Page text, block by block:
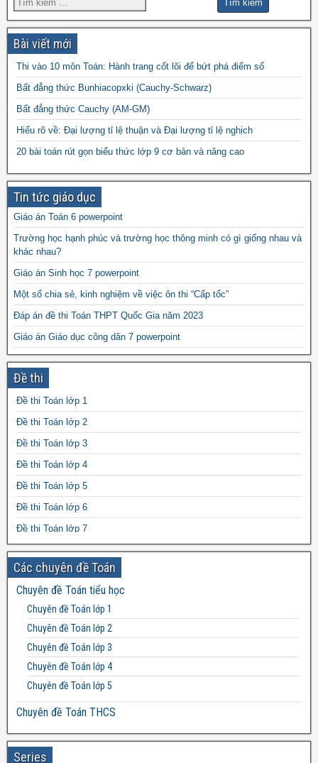
đề thi hk1 toán 8 đề thi hk1 toán 9 đề thi hk2 toán
9 đề thi hsg toán 6
đề thi
hsg toán 8đề thi hsg toán 9 đề thi olympic
toán đề thi thử vào 10 đề thi toán chuyên
vào 10 môn toán năm 2022đề thi vào
10 môn toán năm 2023 đề thi vào 10 môn toán
năm 2024
Bài viết mới
Thi vào 10 môn Toán: Hành trang cốt lõi để bứt phá điểm số
Bất đẳng thức Bunhiacopxki (Cauchy-Schwarz)
Bất đẳng thức Cauchy (AM-GM)
Hiểu rõ về: Đại lượng tỉ lệ thuận và Đại lượng tỉ lệ nghịch
20 bài toán rút gọn biểu thức lớp 9 cơ bản và nâng cao
Tin tức giáo dục
Giáo án Toán 6 powerpoint
Trường học hạnh phúc và trường học thông minh có gì giống nhau và
khác nhau?
Giáo án Sinh học 7 powerpoint
Một số chia sẻ, kinh nghiệm về việc ôn thi “Cấp tốc”
Đáp án đề thi Toán THPT Quốc Gia năm 2023
Giáo án Giáo dục công dân 7 powerpoint
Bài ôn tập học kì 1 môn tiếng Anh lớp 9
Đột biến cấu trúc NST là gì? Có những dạng nào?
Cách xóa ngày khỏi URL bài viết blogspot
Những lợi ích khi cha mẹ đọc sách cho con
Đề thi
Đề thi Toán lớp 1
Đề thi Toán lớp 2
Đề thi Toán lớp 3
Đề thi Toán lớp 4
Đề thi Toán lớp 5
Đề thi Toán lớp 6
Đề thi Toán lớp 7
Đề thi Toán lớp 8
Đề thi Toán lớp 9
Đề thi Toán lớp 10
Đề thi Toán lớp 11
Đề thi Toán lớp 12
Các chuyên đề Toán
Chuyên đề Toán tiểu học
Chuyên đề Toán lớp 1
Chuyên đề Toán lớp 2
Chuyên đề Toán lớp 3
Chuyên đề Toán lớp 4
Chuyên đề Toán lớp 5
Chuyên đề Toán THCS
Bất đẳng thức THCS
Chuyên đề Toán lớp 6
Series